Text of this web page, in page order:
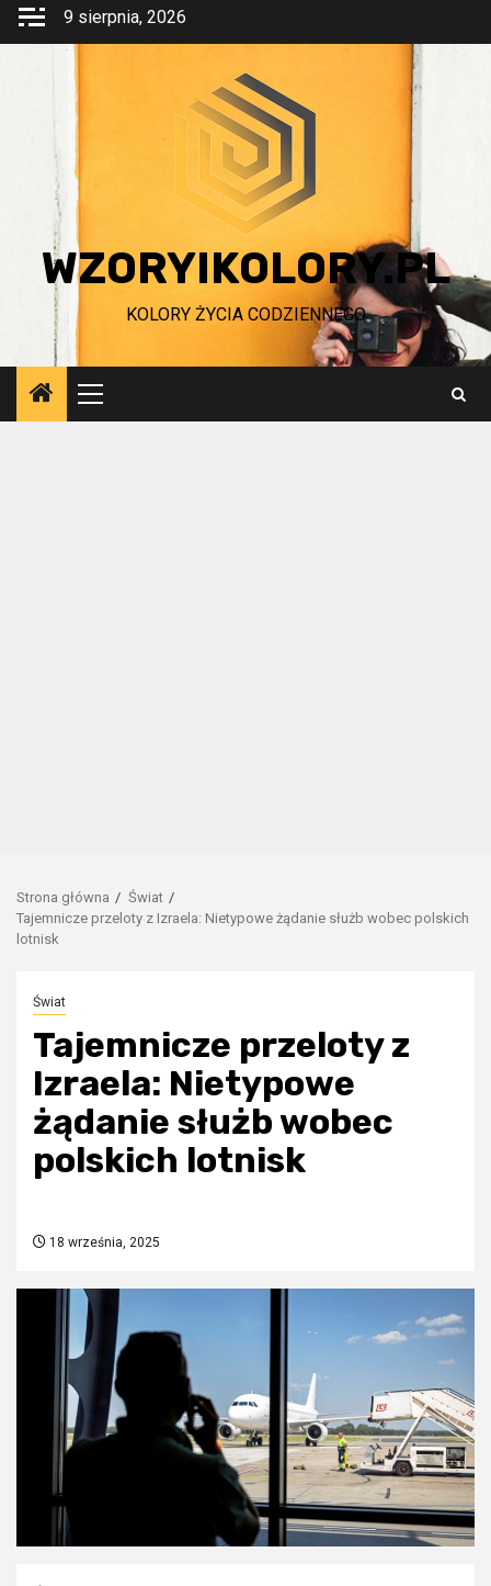
Przejdź
9 sierpnia, 2026
WZORYIKOLORY.PL
KOLORY ŻYCIA CODZIENNEGO
Menu
główne
Strona główna
Świat
Tajemnicze przeloty z Izraela: Nietypowe żądanie służb wobec polskich
lotnisk
Świat
Tajemnicze przeloty z
Izraela: Nietypowe
żądanie służb wobec
polskich lotnisk
18 września, 2025